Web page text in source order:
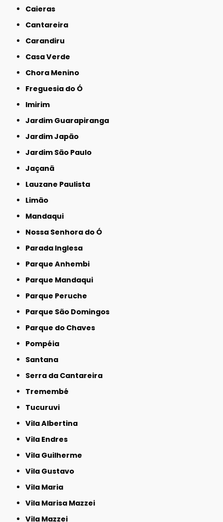
Caieras
Cantareira
Carandiru
Casa Verde
Chora Menino
Freguesia do Ó
Imirim
Jardim Guarapiranga
Jardim Japão
Jardim São Paulo
Jaçanã
Lauzane Paulista
Limão
Mandaqui
Nossa Senhora do Ó
Parada Inglesa
Parque Anhembi
Parque Mandaqui
Parque Peruche
Parque São Domingos
Parque do Chaves
Pompéia
Santana
Serra da Cantareira
Tremembé
Tucuruvi
Vila Albertina
Vila Endres
Vila Guilherme
Vila Gustavo
Vila Maria
Vila Marisa Mazzei
Vila Mazzei